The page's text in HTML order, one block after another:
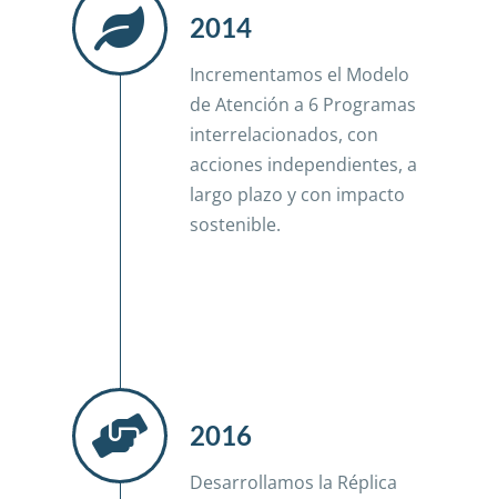
2014
Incrementamos el Modelo
de Atención a 6 Programas
interrelacionados, con
acciones independientes, a
largo plazo y con impacto
sostenible.
2016
Desarrollamos la Réplica